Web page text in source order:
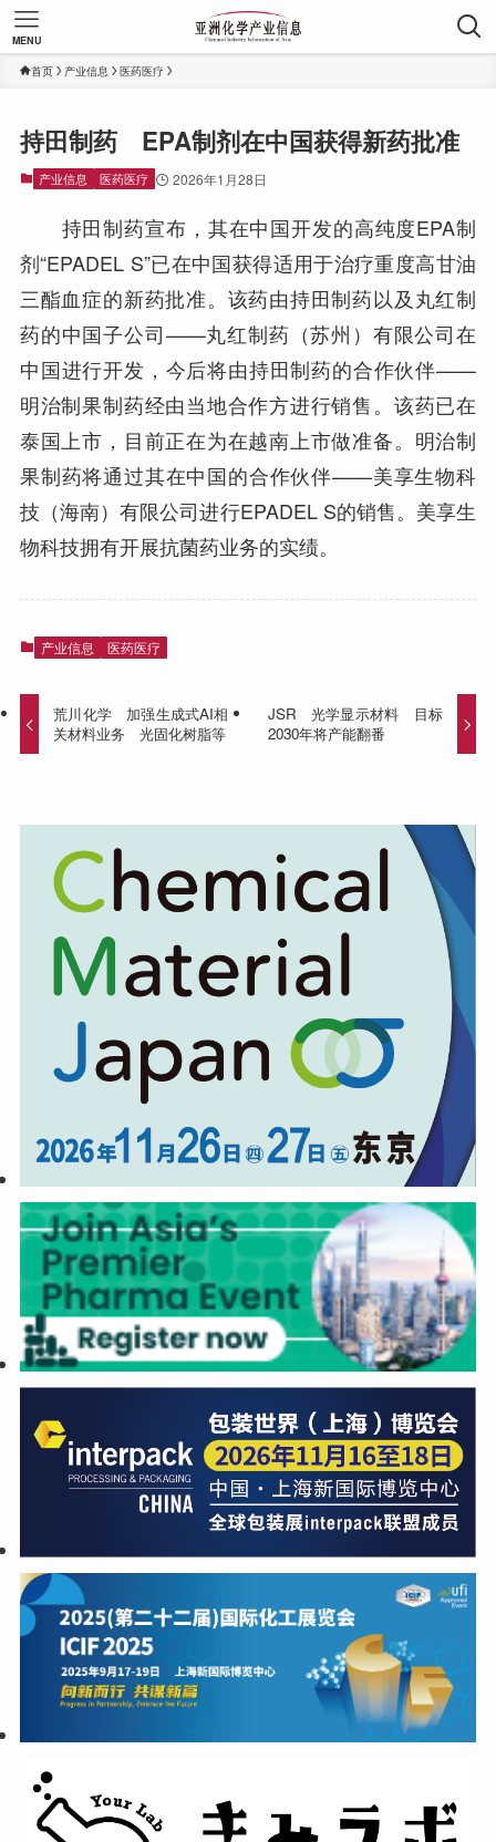
MENU
首页 产业信息 医药医疗
持田制药 EPA制剂在中国获得新药批准
产业信息 医药医疗 2026年1月28日
持田制药宣布，其在中国开发的高纯度EPA制
剂“EPADEL S”已在中国获得适用于治疗重度高甘油
三酯血症的新药批准。该药由持田制药以及丸红制
药的中国子公司——丸红制药（苏州）有限公司在
中国进行开发，今后将由持田制药的合作伙伴——
明治制果制药经由当地合作方进行销售。该药已在
泰国上市，目前正在为在越南上市做准备。明治制
果制药将通过其在中国的合作伙伴——美享生物科
技（海南）有限公司进行EPADEL S的销售。美享生
物科技拥有开展抗菌药业务的实绩。
产业信息 医药医疗
荒川化学 加强生成式AI相
关材料业务 光固化树脂等
JSR 光学显示材料 目标
2030年将产能翻番